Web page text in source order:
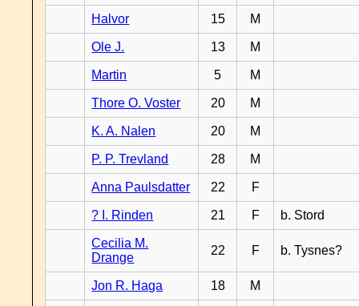
Halvor 15 M
Ole J. 13 M
Martin 5 M
Thore O. Voster 20 M
K. A. Nalen 20 M
P. P. Trevland 28 M
Anna Paulsdatter 22 F
? I. Rinden 21 F b. Stord
Cecilia M.
Drange
22 F b. Tysnes?
Jon R. Haga 18 M